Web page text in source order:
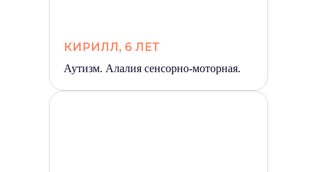
КИРИЛЛ, 6 ЛЕТ
Аутизм. Алалия сенсорно-моторная.